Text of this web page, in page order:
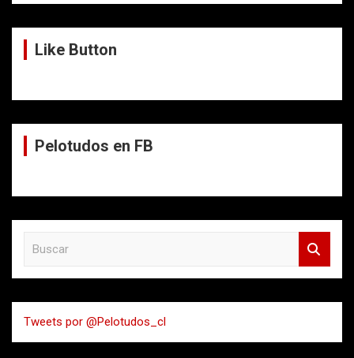
Like Button
Pelotudos en FB
a
r
Tweets por @Pelotudos_cl